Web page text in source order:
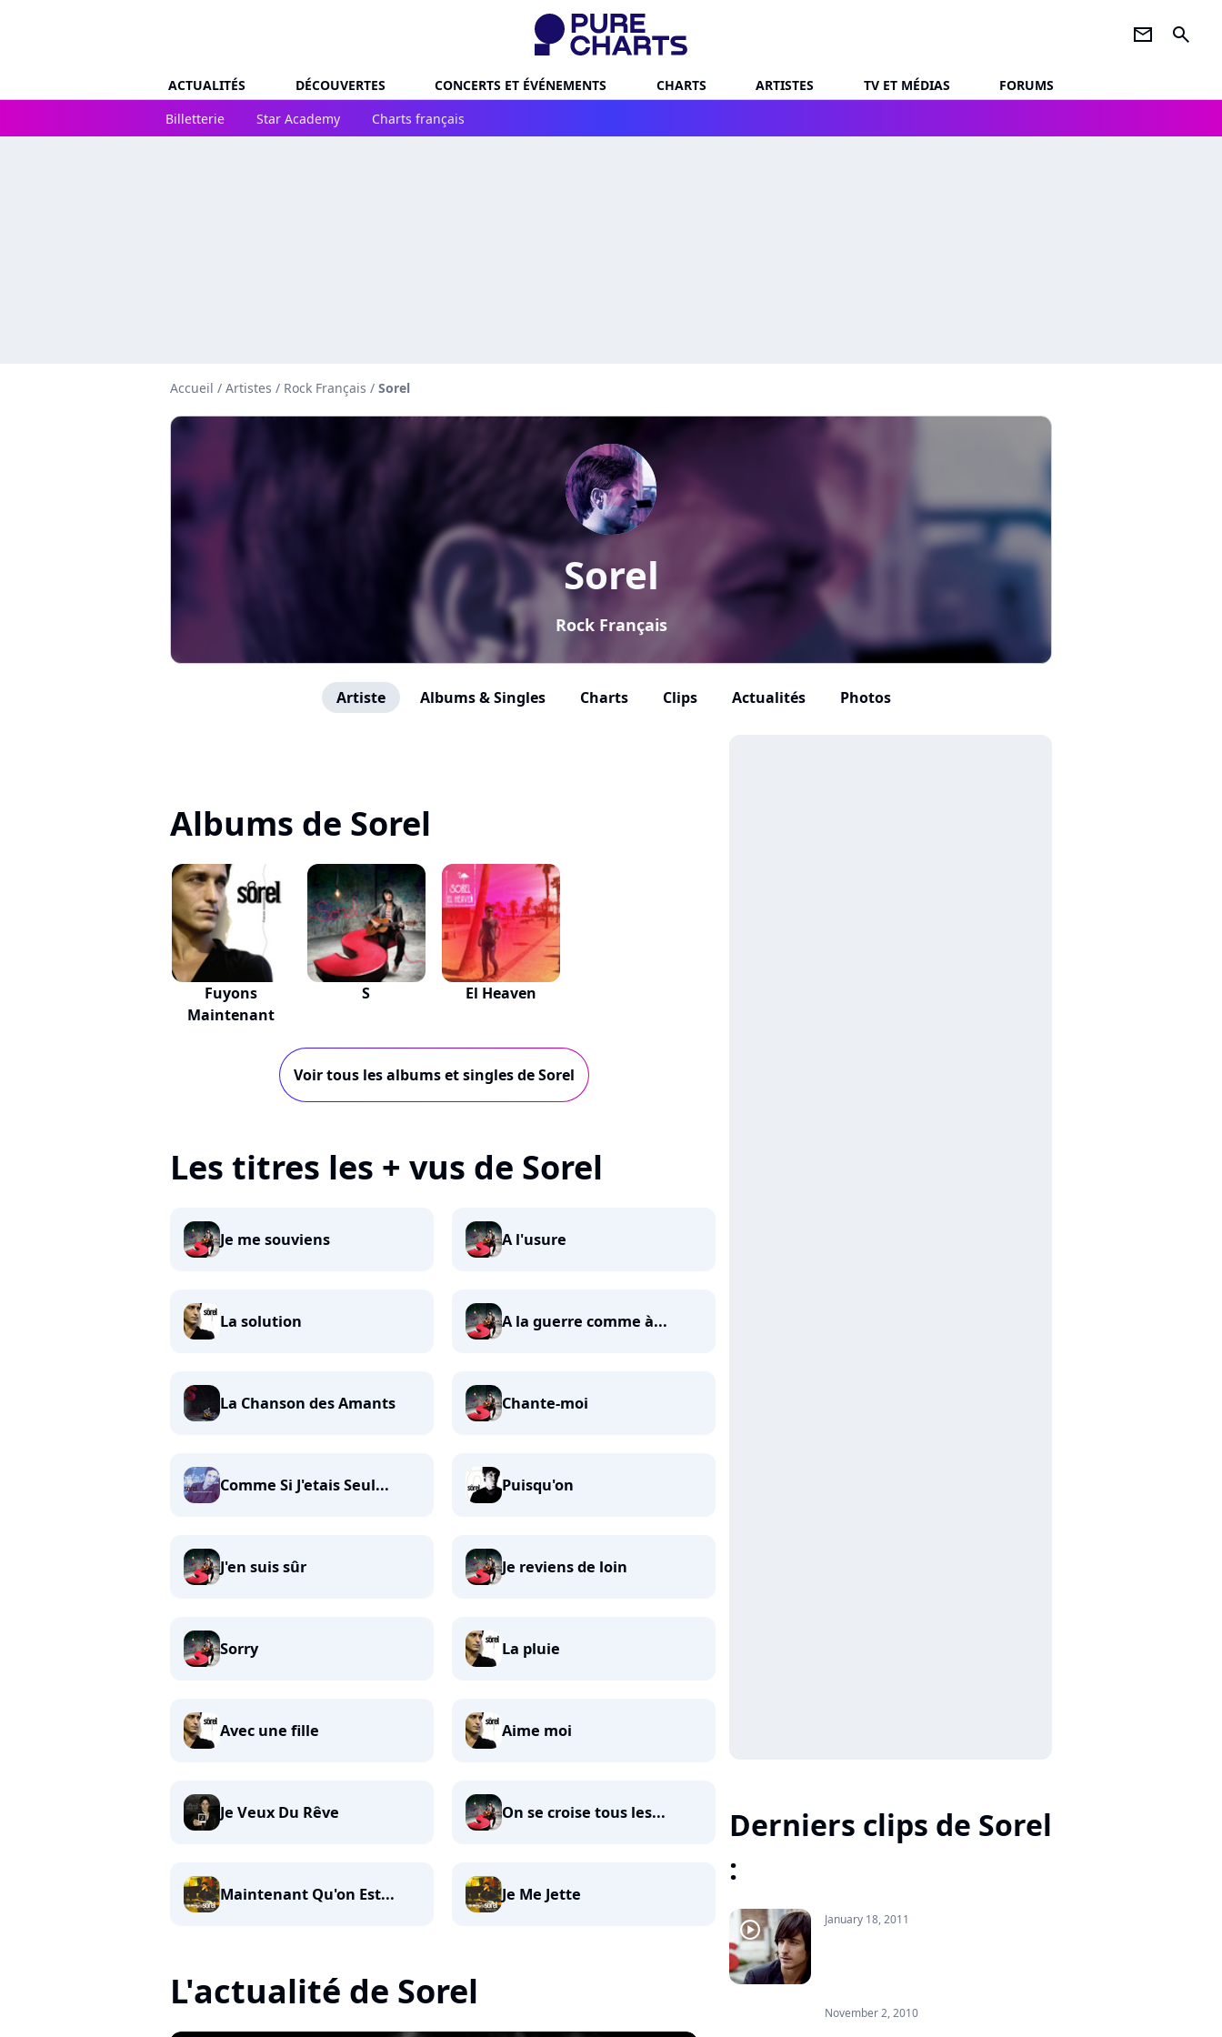
newsletter search
ACTUALITÉS DÉCOUVERTES CONCERTS ET ÉVÉNEMENTS CHARTS ARTISTES TV ET MÉDIAS
FORUMS
Billetterie
Star Academy Charts français
Accueil / Artistes / Rock Français / Sorel
Sorel
Rock Français
Artiste Albums & Singles Charts Clips Actualités Photos
Albums de Sorel
Fuyons
Maintenant
S El Heaven
Voir tous les albums et singles de Sorel
Les titres les + vus de Sorel
Je me souviens A l'usure
La solution A la guerre comme à...
La Chanson des Amants Chante-moi
Comme Si J'etais Seul... Puisqu'on
J'en suis sûr Je reviens de loin
Sorry La pluie
Avec une fille Aime moi
Je Veux Du Rêve On se croise tous les...
Maintenant Qu'on Est... Je Me Jette
L'actualité de Sorel
Derniers clips de Sorel
:
player2 January 18, 2011
November 2, 2010